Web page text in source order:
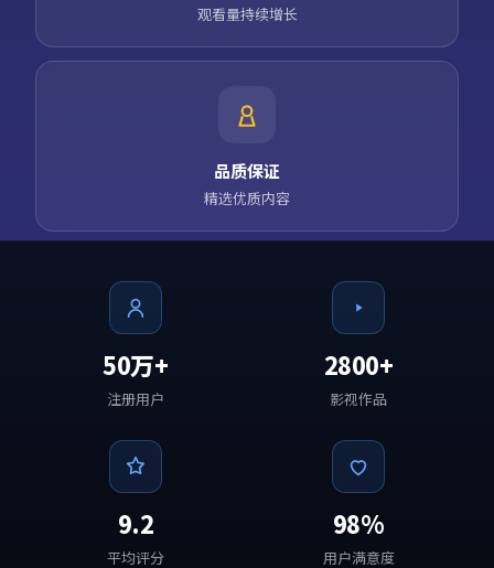
观看量持续增长
品质保证
精选优质内容
50万+
注册用户
2800+
影视作品
9.2
平均评分
98%
用户满意度